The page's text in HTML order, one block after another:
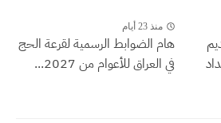
منذ 23 أيام
هام الضوابط الرسمية لقرعة الحج
في العراق للأعوام من 2027...